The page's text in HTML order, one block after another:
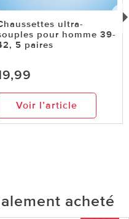
ultra-
pour homme 39-
5 paires
Voir l’article
acheté